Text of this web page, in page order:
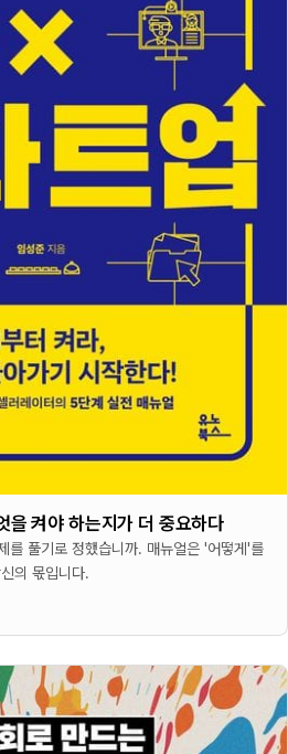
을 켜야 하는지가 더 중요하다
를 풀기로 정했습니까. 매뉴얼은 '어떻게'를
의 몫입니다.